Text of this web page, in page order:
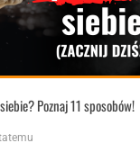
Poznaj 11 sposobów!